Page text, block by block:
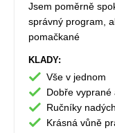
Jsem poměrně
správný program,
pomačkané
KLADY:
Vše v jednom
Dobře vyprané
Ručníky
Krásná vůně